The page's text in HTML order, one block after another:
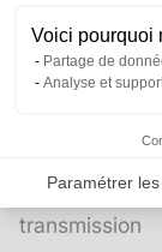
Voici pourquoi
Partage de
Analyse et
Paramétrer
Axeptio consent
Plateforme de
d'affaires. Un
ou d'un
vers la
Objet :
transmission